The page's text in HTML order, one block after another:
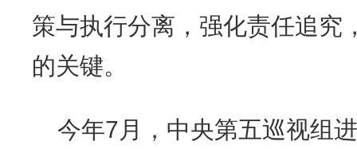
策与执行分离，强化责任追究
的关键。
今年7月，中央第五巡视组